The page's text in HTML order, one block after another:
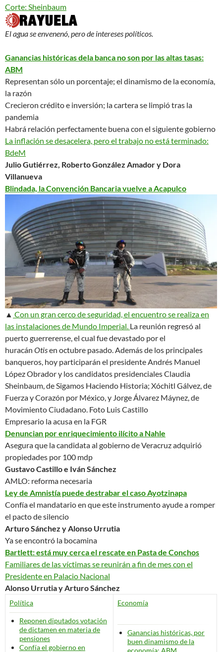
Corte: Sheinbaum
El agua se envenenó, pero de intereses políticos.
Ganancias históricas dela banca no son por las altas tasas:
ABM
Representan sólo un porcentaje; el dinamismo de la economía,
la razón
Crecieron crédito e inversión; la cartera se limpió tras la
pandemia
Habrá relación perfectamente buenacon el siguiente gobierno
La inflación se desacelera, peroel trabajo no está terminado:
BdeM
Julio Gutiérrez, Roberto González Amador y Dora
Villanueva
Blindada, la Convención Bancaria vuelve a Acapulco
▲ Con un gran cerco de seguridad, el encuentro se realiza en
las instalaciones de Mundo Imperial. La reunión regresó al
puerto guerrerense, el cual fue devastado por el
huracán Otisen octubre pasado. Además de los principales
banqueros, hoy participarán el presidente Andrés Manuel
López Obrador y los candidatos presidenciales Claudia
Sheinbaum, de Sigamos Haciendo Historia; Xóchitl Gálvez, de
Fuerza y Corazón por México, y Jorge Álvarez Máynez, de
Movimiento Ciudadano. Foto Luis Castillo
Empresario la acusa en la FGR
Denuncian por enriquecimiento ilícito a Nahle
Asegura que la candidata al gobierno de Veracruz adquirió
propiedades por 100 mdp
Gustavo Castillo e Iván Sánchez
AMLO: reforma necesaria
Ley de Amnistía puede destrabar el caso Ayotzinapa
Confía el mandatario en que este instrumento ayude a romper
el pacto de silencio
Arturo Sánchez y Alonso Urrutia
Ya se encontró la bocamina
Bartlett: está muy cerca el rescate en Pasta de Conchos
Familiares de las víctimas se reunirán a fin de mes con el
Presidente en Palacio Nacional
Alonso Urrutia y Arturo Sánchez
Política
Reponen diputados votación
de dictamen en materia de
pensiones
Confía el gobierno en
Economía
Ganancias históricas, por
buen dinamismo de la
economía: ABM